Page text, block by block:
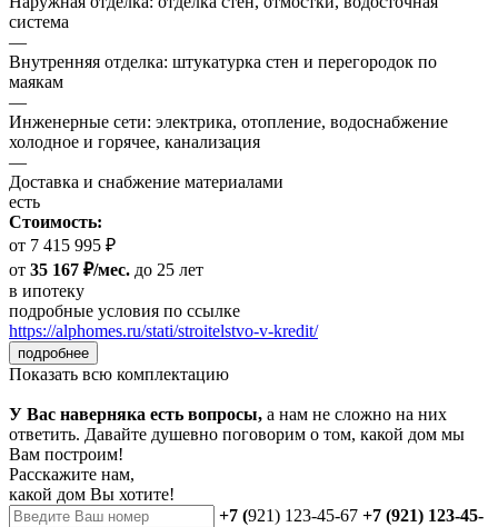
система
—
Внутренняя отделка: штукатурка стен и перегородок по
маякам
—
Инженерные сети: электрика, отопление, водоснабжение
холодное и горячее, канализация
—
Доставка и снабжение материалами
есть
Стоимость:
от 7 415 995 ₽
от 35 167 ₽/мес. до 25 лет
в ипотеку
подробные условия по ссылке
https://alphomes.ru/stati/stroitelstvo-v-kredit/
подробнее
Показать всю комплектацию
У Вас наверняка есть вопросы, а нам не сложно на них
ответить. Давайте душевно поговорим о том, какой дом мы
Вам построим!
Расскажите нам,
какой дом Вы хотите!
+7 (921) 123-45-67 +7 (921) 123-45-